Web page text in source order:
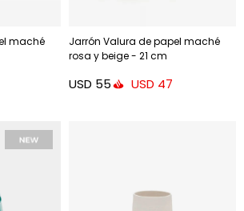
maché
Jarrón Valura de papel maché
rosa y beige - 21 cm
USD 55 USD 47